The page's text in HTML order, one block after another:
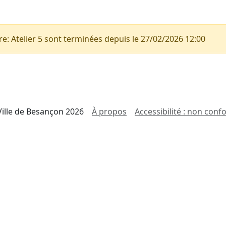
Atelier 5 sont terminées depuis le 27/02/2026 12:00
de Besançon 2026 À propos Accessibilité : non